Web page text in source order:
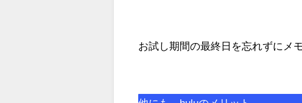
お試し期間の最終日を忘れずにメ